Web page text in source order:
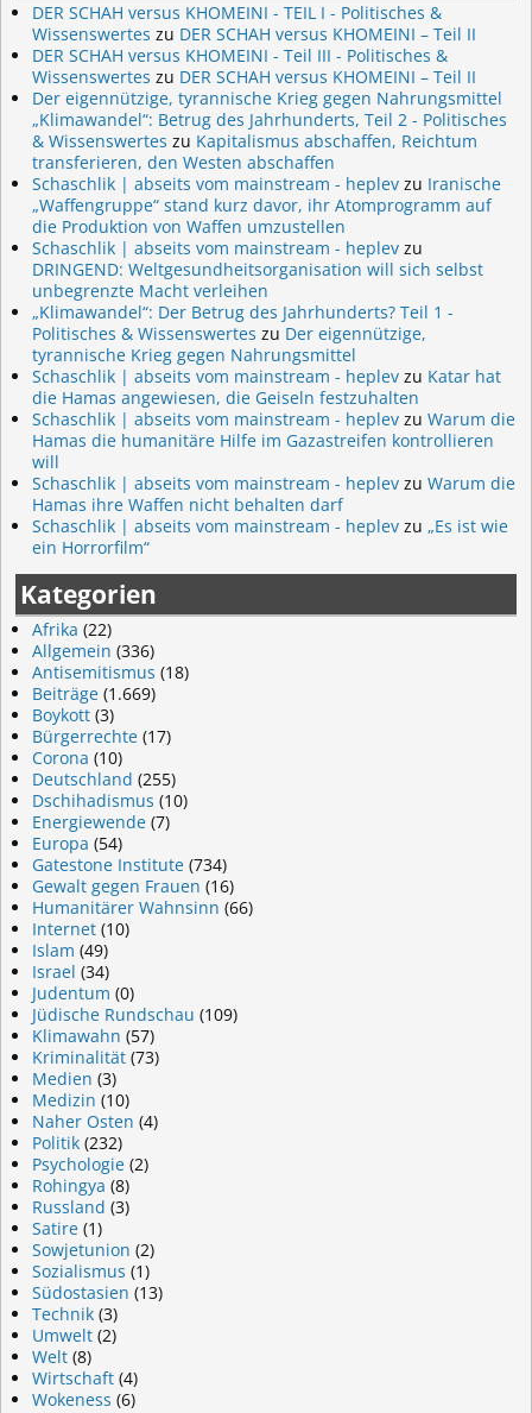
DER SCHAH versus KHOMEINI - TEIL I - Politisches &
Wissenswertes zu DER SCHAH versus KHOMEINI – Teil II
DER SCHAH versus KHOMEINI - Teil III - Politisches &
Wissenswertes zu DER SCHAH versus KHOMEINI – Teil II
Der eigennützige, tyrannische Krieg gegen Nahrungsmittel
„Klimawandel“: Betrug des Jahrhunderts, Teil 2 - Politisches
& Wissenswertes zu Kapitalismus abschaffen, Reichtum
transferieren, den Westen abschaffen
Schaschlik | abseits vom mainstream - heplev zu Iranische
„Waffengruppe“ stand kurz davor, ihr Atomprogramm auf
die Produktion von Waffen umzustellen
Schaschlik | abseits vom mainstream - heplev zu
DRINGEND: Weltgesundheitsorganisation will sich selbst
unbegrenzte Macht verleihen
„Klimawandel“: Der Betrug des Jahrhunderts? Teil 1 -
Politisches & Wissenswertes zu Der eigennützige,
tyrannische Krieg gegen Nahrungsmittel
Schaschlik | abseits vom mainstream - heplev zu Katar hat
die Hamas angewiesen, die Geiseln festzuhalten
Schaschlik | abseits vom mainstream - heplev zu Warum die
Hamas die humanitäre Hilfe im Gazastreifen kontrollieren
will
Schaschlik | abseits vom mainstream - heplev zu Warum die
Hamas ihre Waffen nicht behalten darf
Schaschlik | abseits vom mainstream - heplev zu „Es ist wie
ein Horrorfilm“
Kategorien
Afrika (22)
Allgemein (336)
Antisemitismus (18)
Beiträge (1.669)
Boykott (3)
Bürgerrechte (17)
Corona (10)
Deutschland (255)
Dschihadismus (10)
Energiewende (7)
Europa (54)
Gatestone Institute (734)
Gewalt gegen Frauen (16)
Humanitärer Wahnsinn (66)
Internet (10)
Islam (49)
Israel (34)
Judentum (0)
Jüdische Rundschau (109)
Klimawahn (57)
Kriminalität (73)
Medien (3)
Medizin (10)
Naher Osten (4)
Politik (232)
Psychologie (2)
Rohingya (8)
Russland (3)
Satire (1)
Sowjetunion (2)
Sozialismus (1)
Südostasien (13)
Technik (3)
Umwelt (2)
Welt (8)
Wirtschaft (4)
Wokeness (6)